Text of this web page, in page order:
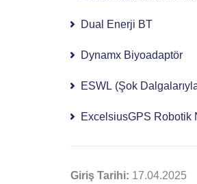
Dual Enerji BT
Dynamx Biyoadaptör
ESWL (Şok
ExcelsiusGPS Robotik
Giriş Tarihi: 17.04.2025